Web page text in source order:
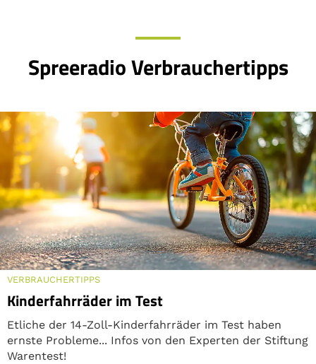
Spreeradio Verbrauchertipps
VERBRAUCHERTIPPS
Kinderfahrräder im Test
Etliche der 14-Zoll-Kinder­fahr­räder im Test haben
ernste Probleme... Infos von den Experten der Stiftung
Warentest!